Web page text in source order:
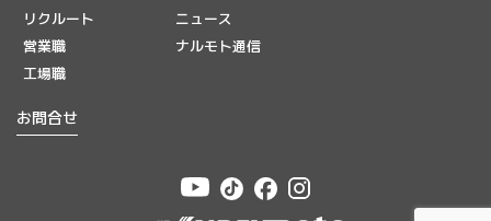
リクルート
営業職
工場職
ニュース
ナルモト通信
お問合せ